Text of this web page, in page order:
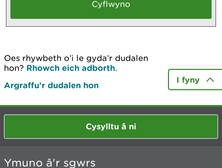
Oes rhywbeth o’i le gyda’r dudalen
hon? Rhowch eich adborth.
Argraffu’r dudalen hon
I fyny
Cysylltu â ni
Ymuno â'r sgwrs